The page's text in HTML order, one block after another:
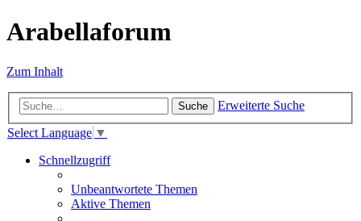
Arabellaforum
Zum Inhalt
Suche
Erweiterte Suche
Select Language ▼
Schnellzugriff
Unbeantwortete Themen
Aktive Themen